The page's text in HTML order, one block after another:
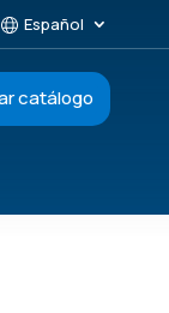
Español
catálogo